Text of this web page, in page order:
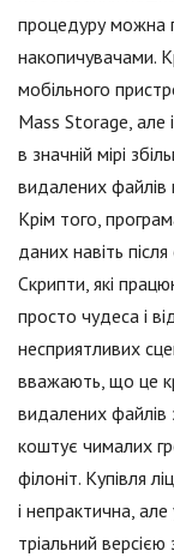
процедуру можна
накопичувачами.
мобільного
Mass Storage, але
в значній мірі
видалених
Крім того,
даних навіть
Скрипти, які
просто чудеса і
несприятливих
вважають, що це
видалених файлів
коштує чималих
філоніт. Купівля
і непрактична,
тріальний